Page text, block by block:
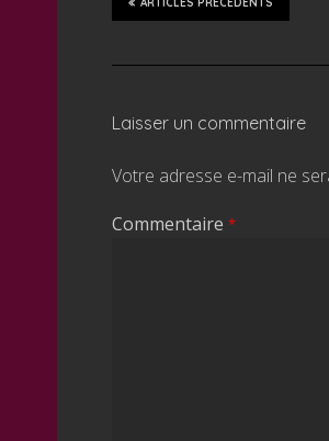
Laisser un commentaire
Votre adresse e-mail ne
Commentaire *